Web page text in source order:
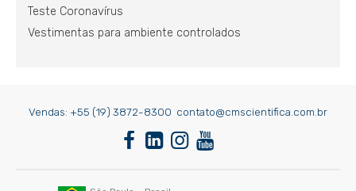
Teste Coronavírus
Vestimentas para ambiente controlados
Vendas: +55 (19) 3872-8300 contato@cmscientifica.com.br